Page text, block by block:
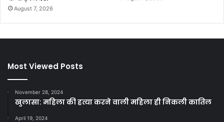
August 7, 2026
Most Viewed Posts
November 28, 2024
खुलासा: महिला की हत्या करने वाली महिला ही निकली कातिल
April 19, 2024